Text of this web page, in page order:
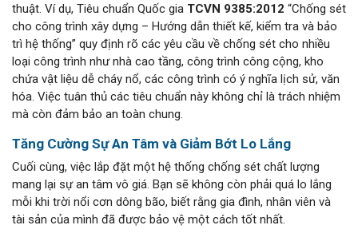
thuật. Ví dụ, Tiêu chuẩn Quốc gia TCVN 9385:2012 “Chống sét
cho công trình xây dựng – Hướng dẫn thiết kế, kiểm tra và bảo
trì hệ thống” quy định rõ các yêu cầu về chống sét cho nhiều
loại công trình như nhà cao tầng, công trình công cộng, kho
chứa vật liệu dễ cháy nổ, các công trình có ý nghĩa lịch sử, văn
hóa. Việc tuân thủ các tiêu chuẩn này không chỉ là trách nhiệm
mà còn đảm bảo an toàn chung.
Tăng Cường Sự An Tâm và Giảm Bớt Lo Lắng
Cuối cùng, việc lắp đặt một hệ thống chống sét chất lượng
mang lại sự an tâm vô giá. Bạn sẽ không còn phải quá lo lắng
mỗi khi trời nổi cơn dông bão, biết rằng gia đình, nhân viên và
tài sản của mình đã được bảo vệ một cách tốt nhất.